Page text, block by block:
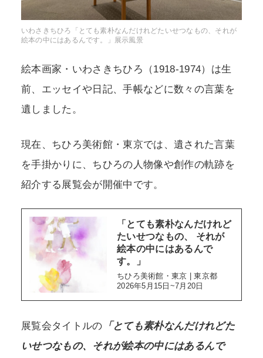
いわさきちひろ「とても素朴なんだけれどたいせつなもの、それが
絵本の中にはあるんです。」展示風景
絵本画家・いわさきちひろ（1918-1974）は生
前、エッセイや日記、手帳などに数々の言葉を
遺しました。
現在、ちひろ美術館・東京では、遺された言葉
を手掛かりに、ちひろの人物像や創作の軌跡を
紹介する展覧会が開催中です。
「とても素朴なんだけれど
たいせつなもの、 それが
絵本の中にはあるんで
す。」
ちひろ美術館・東京 | 東京都
2026年5月15日~7月20日
展覧会タイトルの 「とても素朴なんだけれどた
いせつなもの、それが絵本の中にはあるんで